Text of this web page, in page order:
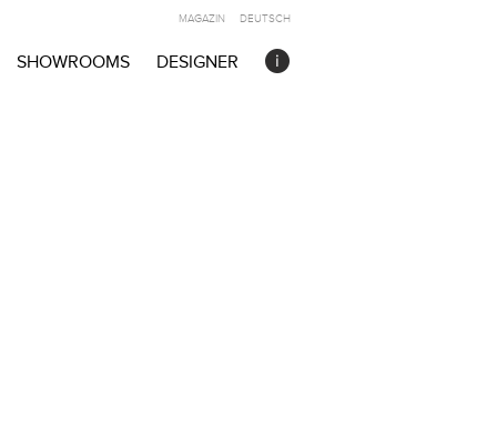
SHOWROOMS DESIGNER
MAGAZIN DEUTSCH